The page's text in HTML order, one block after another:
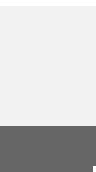
將登
潛